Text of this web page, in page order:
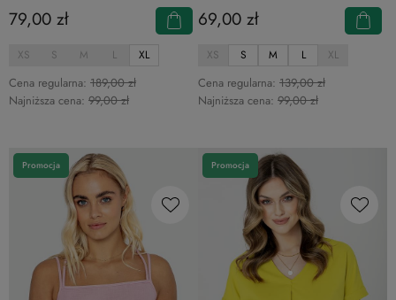
79,00 zł
Cena regularna: 189,00 zł
Najniższa cena: 99,00 zł
XS S M L XL
69,00 zł
Cena regularna: 139,00 zł
Najniższa cena: 99,00 zł
XS S M L XL
Promocja Promocja